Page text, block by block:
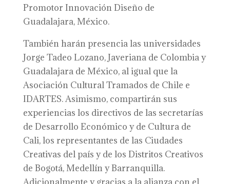
Promotor Innovación Diseño de
Guadalajara, México.
También harán presencia las universidades
Jorge Tadeo Lozano, Javeriana de Colombia y
Guadalajara de México, al igual que la
Asociación Cultural Tramados de Chile e
IDARTES. Asimismo, compartirán sus
experiencias los directivos de las secretarías
de Desarrollo Económico y de Cultura de
Cali, los representantes de las Ciudades
Creativas del país y de los Distritos Creativos
de Bogotá, Medellín y Barranquilla.